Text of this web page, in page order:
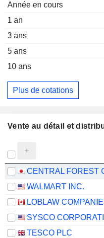
Année en cours
1 an
3 ans
5 ans
10 ans
Plus de cotations
Vente au détail et
WALMART INC.
SYSCO
TESCO PLC